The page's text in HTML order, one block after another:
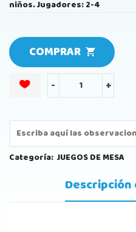
niños. Jugadores: 2-4
COMPRAR
- +
Categoría: JUEGOS DE MESA